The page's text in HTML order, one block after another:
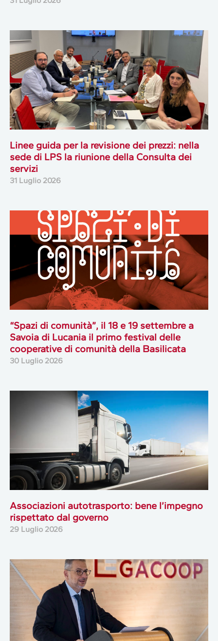
Linee guida per la revisione dei prezzi: nella
sede di LPS la riunione della Consulta dei
servizi
31 Luglio 2026
“Spazi di comunità”, il 18 e 19 settembre a
Savoia di Lucania il primo festival delle
cooperative di comunità della Basilicata
30 Luglio 2026
Associazioni autotrasporto: bene l’impegno
rispettato dal governo
29 Luglio 2026